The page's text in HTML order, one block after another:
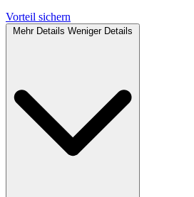
Vorteil sichern
Mehr Details Weniger Details